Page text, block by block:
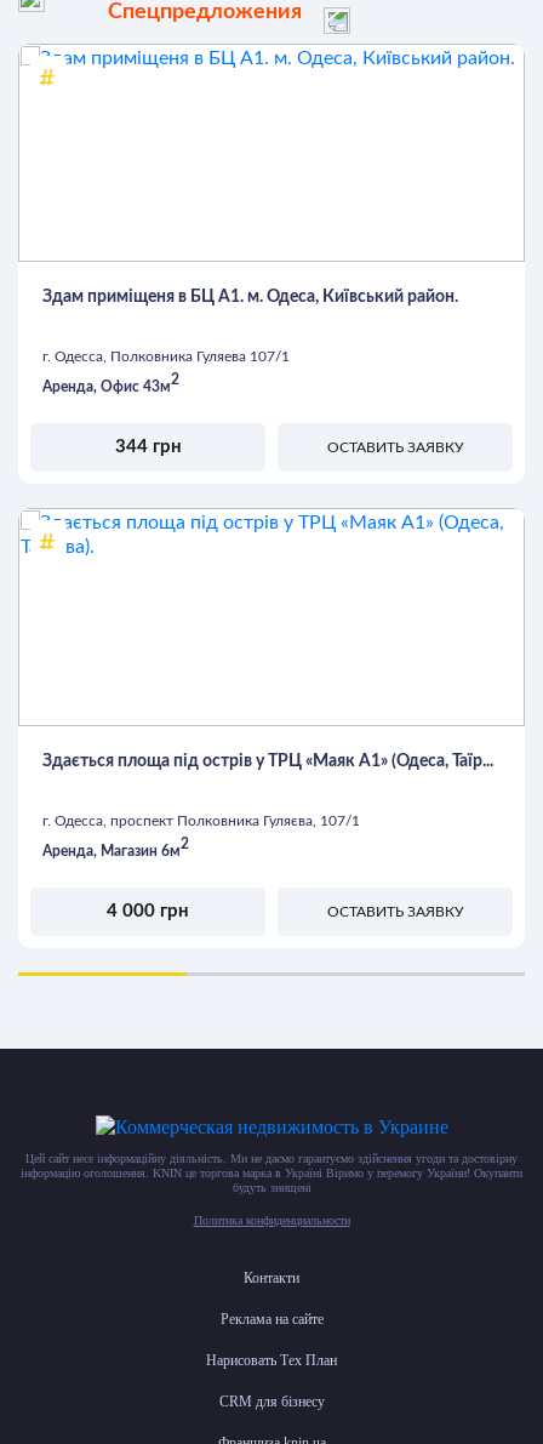
Спецпредложения
Здам приміщеня в БЦ А1. м. Одеса, Київський район.
г. Одесса, Полковника Гуляева 107/1
Аренда, Офис 43м2
344 грн ОСТАВИТЬ ЗАЯВКУ
Здається площа під острів у ТРЦ «Маяк А1» (Одеса, Таїр...
г. Одесса, проспект Полковника Гуляєва, 107/1
Аренда, Магазин 6м2
4 000 грн ОСТАВИТЬ ЗАЯВКУ
Цей сайт несе інформаційну діяльність. Ми не даємо гарантуємо здійснення угоди та достовірну
інформацію оголошення. KNIN це торгова марка в Україні Віримо у перемогу України! Окупанти
будуть знищені
Политика конфиденциальности
Контакти
Реклама на сайте
Нарисовать Тех План
CRM для бізнесу